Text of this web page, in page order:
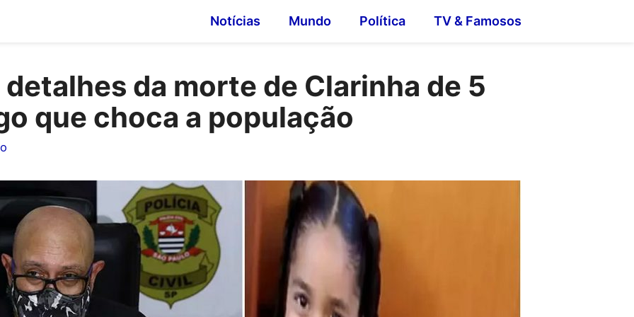
Notícias Mundo Política TV & Famosos
da morte de Clarinha de 5
que choca a população